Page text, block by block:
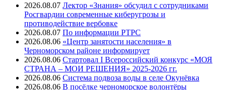
2026.08.07 Лектор «Знания» обсудил с сотрудниками
Росгвардии современные киберугрозы и
противодействие вербовке
2026.08.07 ⁠По информации РТРС
2026.08.06 «Центр занятости населения» в
Черноморском районе информирует
2026.08.06 Стартовал I Всероссийский конкурс «МОЯ
СТРАНА – МОИ РЕШЕНИЯ» 2025-2026 гг.
2026.08.06 Система подвоза воды в селе Окунёвка
2026.08.06 В посёлке черноморское волонтёры